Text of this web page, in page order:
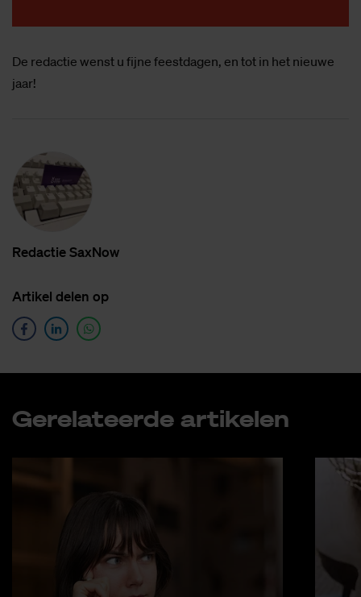
De redactie wenst u fijne feestdagen, en tot in het nieuwe
jaar!
Re­dac­tie SaxNow
Ar­ti­kel de­len op
Ge­re­la­teer­de ar­ti­ke­len